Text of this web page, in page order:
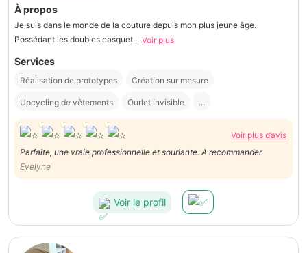
À propos
Je suis dans le monde de la couture depuis mon plus jeune âge.
Possédant les doubles casquet... Voir plus
Services
Réalisation de prototypes Création sur mesure
Upcycling de vêtements Ourlet invisible ...
Voir plus d’avis
Parfaite, une vraie professionnelle et souriante. A recommander
Evelyne
Voir le profil